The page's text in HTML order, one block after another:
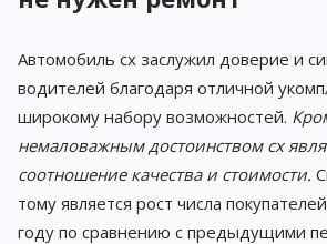
Автомобиль cx заслужил доверие и
водителей благодаря отличной
широкому набору возможностей.
немаловажным достоинством cx
соотношение качества и стоимости.
тому является рост числа
году по сравнению с предыдущими